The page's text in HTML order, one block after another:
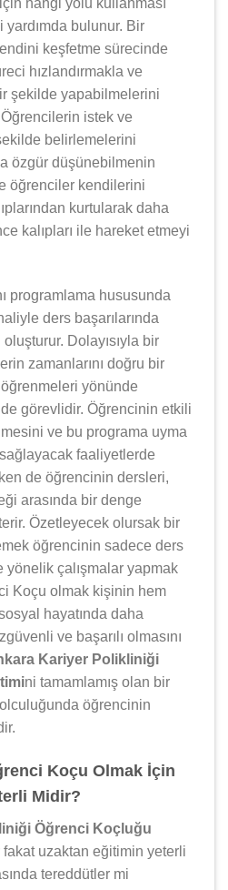
hangi yolu kullanması
bulunur. Bir
keşfetme sürecinde
hızlandırmakla ve
şekilde yapabilmelerini
istek ve
belirlemelerini
özgür düşünebilmenin
öğrenciler kendilerini
kurtularak daha
kalıpları ile hareket etmeyi
programlama hususunda
ders başarılarında
Dolayısıyla bir
zamanlarını doğru bir
yönünde
görevlidir. Öğrencinin etkili
ve bu programa uyma
faaliyetlerde
de öğrencinin dersleri,
arasında bir denge
Özetleyecek olursak bir
öğrencinin sadece ders
yönelik çalışmalar yapmak
Koçu olmak kişinin hem
hayatında daha
ve başarılı olmasını
Kariyer Polikliniği
ni tamamlamış olan bir
öğrencinin
Koçu Olmak İçin
Midir?
Öğrenci Koçluğu
uzaktan eğitimin yeterli
tereddütler mi